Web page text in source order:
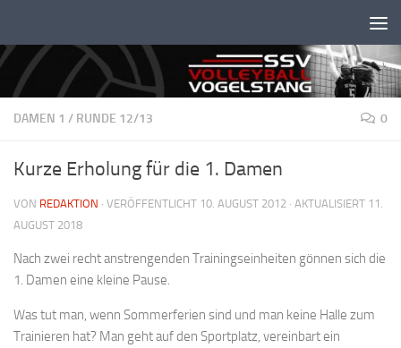
DAMEN 1 / RUNDE 12/13 0
Kurze Erholung für die 1. Damen
VON REDAKTION · VERÖFFENTLICHT 10. AUGUST 2012 · AKTUALISIERT 11.
AUGUST 2018
Nach zwei recht anstrengenden Trainingseinheiten gönnen sich die
1. Damen eine kleine Pause.
Was tut man, wenn Sommerferien sind und man keine Halle zum
Trainieren hat? Man geht auf den Sportplatz, vereinbart ein